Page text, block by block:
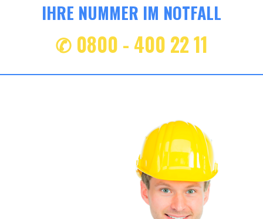
IHRE NUMMER IM NOTFALL
✆ 0800 - 400 22 11